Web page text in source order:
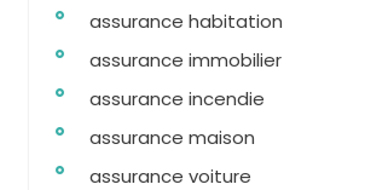
assurance habitation
assurance immobilier
assurance incendie
assurance maison
assurance voiture